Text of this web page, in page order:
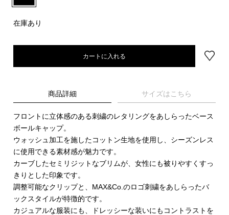
在庫あり
カートに入れる
商品詳細 サイズはこちら
フロントに立体感のある刺繍のレタリングをあしらったベース
ボールキャップ。
ウォッシュ加工を施したコットン生地を使用し、シーズンレス
に使用できる素材感が魅力です。
カーブしたセミリジットなブリムが、女性にも被りやすくすっ
きりとした印象です。
調整可能なクリップと、MAX&Co.のロゴ刺繍をあしらったバ
ックスタイルが特徴的です。
カジュアルな服装にも、ドレッシーな装いにもコントラストを